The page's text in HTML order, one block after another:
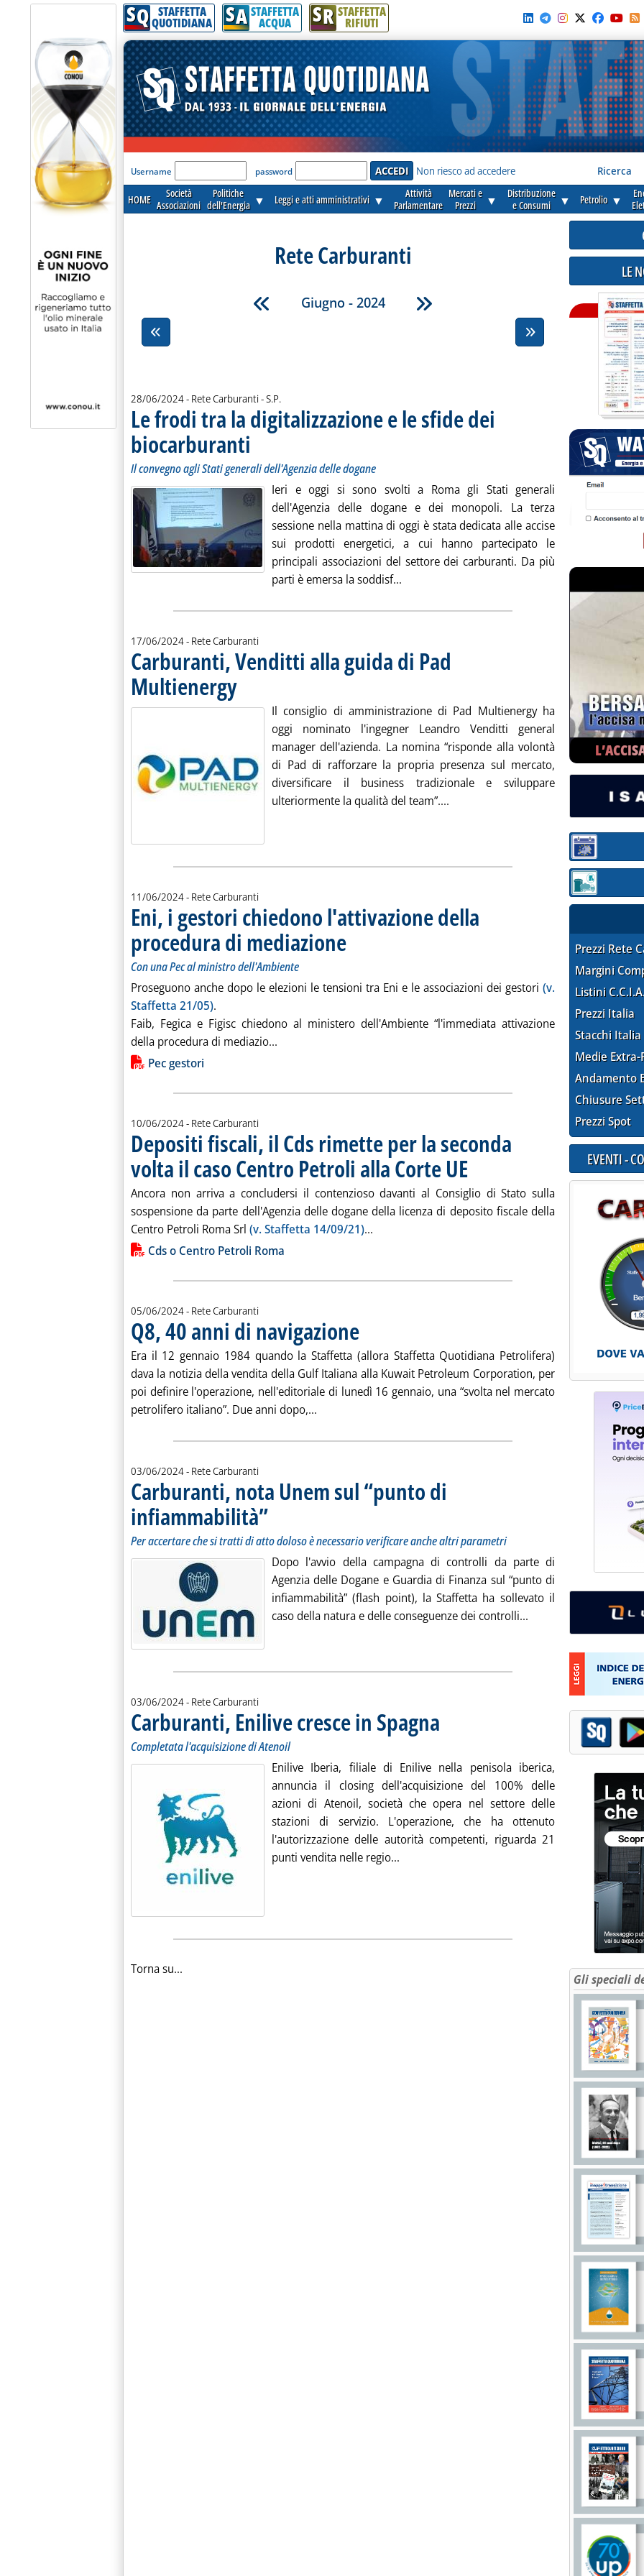
SQ STAFFETTA
QUOTIDIANA SA STAFFETTA
ACQUA SR STAFFETTA
RIFIUTI
'Modulo Login per accedere'
Username password Non riesco ad accedere Ricerca
HOME
Società
Associazioni
Politiche
dell'Energia ▼ Leggi e atti amministrativi ▼
Attività
Parlamentare
Mercati e
Prezzi
▼
Distribuzione
e Consumi
▼ Petrolio ▼
Rete Carburanti
Giugno - 2024
28/06/2024- Rete Carburanti -di:
S.P.
Le frodi tra la digitalizzazione e le sfide dei
biocarburanti . Sottotitolo: Il convegno agli Stati generali dell'Agenzia delle dogane
. Pubblicata venerdì 28 giugno 2024 alle 17.1.
Il convegno agli Stati generali dell'Agenzia delle dogane
Ieri e oggi si sono svolti a Roma gli Stati generali
dell'Agenzia delle dogane e dei monopoli. La terza
sessione nella mattina di oggi è stata dedicata alle accise
sui prodotti energetici, a cui hanno partecipato le
principali associazioni del settore dei carburanti. Da più
parti è emersa la soddisf... Leggi tutta la notizia: 'Le frodi tra la
17/06/2024- Rete Carburanti
Carburanti, Venditti alla guida di Pad
Multienergy. Pubblicata lunedì 17 giugno 2024 alle 19.29.
Il consiglio di amministrazione di Pad Multienergy ha
oggi nominato l'ingegner Leandro Venditti general
manager dell'azienda. La nomina “risponde alla volontà
di Pad di rafforzare la propria presenza sul mercato,
diversificare il business tradizionale e sviluppare
ulteriormente la qualità del team”.... Leggi tutta la notizia: 'Carburanti,
11/06/2024- Rete Carburanti
Eni, i gestori chiedono l'attivazione della
procedura di mediazione
Con una Pec al ministro dell'Ambiente
Proseguono anche dopo le elezioni le tensioni tra Eni e le associazioni dei gestori (v.
Staffetta 21/05).
Faib, Fegica e Figisc chiedono al ministero dell'Ambiente “l'immediata attivazione
della procedura di mediazio... Leggi tutta la notizia: 'Eni, i gestori chiedono l'attivazione della
Lista allegati PDF alla notizia
Pec gestori
10/06/2024- Rete Carburanti
Depositi fiscali, il Cds rimette per la seconda
volta il caso Centro Petroli alla Corte UE . Pubblicata lunedì 10 giugno 2024 alle 14.8.
Ancora non arriva a concludersi il contenzioso davanti al Consiglio di Stato sulla
sospensione da parte dell'Agenzia delle dogane della licenza di deposito fiscale della
Centro Petroli Roma Srl (v. Staffetta 14/09/21)...
Lista allegati PDF alla notizia
Cds o Centro Petroli Roma
05/06/2024- Rete Carburanti
Q8, 40 anni di navigazione
Era il 12 gennaio 1984 quando la Staffetta (allora Staffetta Quotidiana Petrolifera)
dava la notizia della vendita della Gulf Italiana alla Kuwait Petroleum Corporation, per
poi definire l'operazione, nell'editoriale di lunedì 16 gennaio, una “svolta nel mercato
petrolifero italiano”. Due anni dopo,...
03/06/2024- Rete Carburanti
Carburanti, nota Unem sul “punto di
infiammabilità”. Sottotitolo: Per accertare che si tratti di atto doloso è necessario verificare anche altri parametri
. Pubblicata lunedì 03 giugno 2024 alle 14.44.
Per accertare che si tratti di atto doloso è necessario verificare anche altri parametri
Dopo l'avvio della campagna di controlli da parte di
Agenzia delle Dogane e Guardia di Finanza sul “punto di
infiammabilità” (flash point), la Staffetta ha sollevato il
caso della natura e delle conseguenze dei controlli... Leggi tutta la
03/06/2024- Rete Carburanti
Carburanti, Enilive cresce in Spagna . Sottotitolo: Completata l'acquisizione di Atenoil
. Pubblicata lunedì 03 giugno 2024 alle 11.51.
Completata l'acquisizione di Atenoil
Enilive Iberia, filiale di Enilive nella penisola iberica,
annuncia il closing dell'acquisizione del 100% delle
azioni di Atenoil, società che opera nel settore delle
stazioni di servizio. L'operazione, che ha ottenuto
l'autorizzazione delle autorità competenti, riguarda 21
punti vendita nelle regio... Leggi tutta la notizia: 'Carburanti, Enilive
Torna su...
LE
Sezione:
Sezione:
Prezzi Rete
Margini
Listini
Prezzi Italia
Stacchi Italia
Medie Extra-
Andamento
Chiusure
Prezzi Spot
EVENTI -
Gli speciali